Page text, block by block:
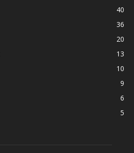
40
36
20
13
10
9
6
5